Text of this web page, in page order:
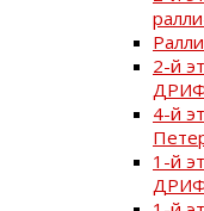
2-й
4-й
1-й